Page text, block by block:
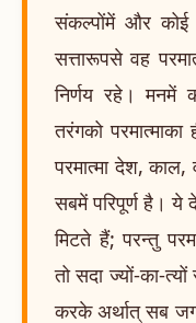
संकल्पोंमें और कोई
सत्तारूपसे वह
निर्णय रहे। मनमें
तरंगको
परमात्मा देश, काल,
सबमें परिपूर्ण है।
मिटते हैं; परन्तु
तो सदा ज्यों-का-
करके अर्थात् सब